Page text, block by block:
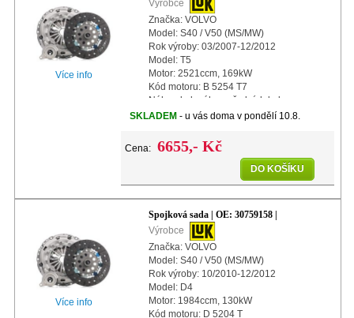
Více info
Výrobce
Značka: VOLVO
Model: S40 / V50 (MS/MW)
Rok výroby: 03/2007-12/2012
Model: T5
Motor: 2521ccm, 169kW
Kód motoru: B 5254 T7
Náhon kol: náhon předních kol
Další info: s centrálním vypínacím
Další info: s automatickým nast
SKLADEM - u vás doma v pondělí 10.8.
Cena: 6655,- Kč
DO KOŠÍKU
Více info
Spojková sada | OE: 30759158 |
Výrobce
Značka: VOLVO
Model: S40 / V50 (MS/MW)
Rok výroby: 10/2010-12/2012
Model: D4
Motor: 1984ccm, 130kW
Kód motoru: D 5204 T